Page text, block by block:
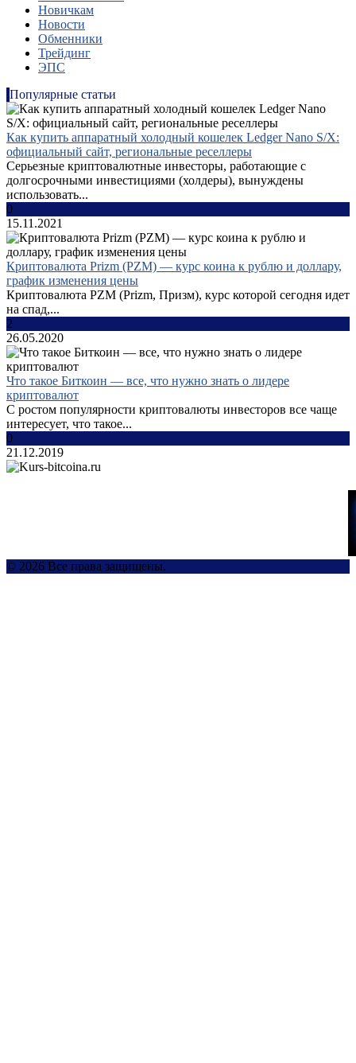
Новичкам
Новости
Обменники
Трейдинг
ЭПС
Популярные статьи
Как купить аппаратный холодный кошелек Ledger Nano S/X:
официальный сайт, региональные реселлеры
Серьезные криптовалютные инвесторы, работающие с
долгосрочными инвестициями (холдеры), вынуждены
использовать...
0
15.11.2021
Криптовалюта Prizm (PZM) — курс коина к рублю и доллару,
график изменения цены
Криптовалюта PZM (Prizm, Призм), курс которой сегодня идет
на спад,...
2
26.05.2020
Что такое Биткоин — все, что нужно знать о лидере
криптовалют
С ростом популярности криптовалюты инвесторов все чаще
интересует, что такое...
0
21.12.2019
© 2026 Все права защищены.